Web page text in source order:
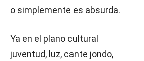
o simplemente es absurda.
Ya en el plano cultural
juventud, luz, cante jondo,